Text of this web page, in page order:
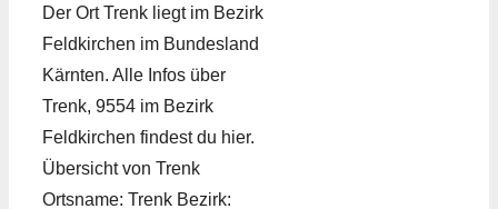
Der Ort Trenk liegt im Bezirk
Feldkirchen im Bundesland
Kärnten. Alle Infos über
Trenk, 9554 im Bezirk
Feldkirchen findest du hier.
Übersicht von Trenk
Ortsname: Trenk Bezirk: